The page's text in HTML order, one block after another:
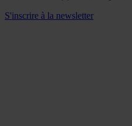
S'inscrire à la newsletter